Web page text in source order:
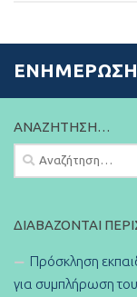
ΕΝΗΜΈΡΩΣΗ
ΑΝΑΖΉΤΗΣΗ…
Αναζήτηση
για:
ΔΙΑΒΆΖΟΝΤΑΙ
Πρόσκληση
για συμπλήρωση